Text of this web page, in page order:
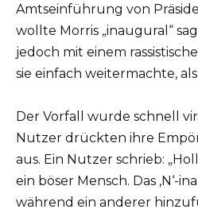
Amtseinführung von
wollte Morris „inaugural“
jedoch mit einem
sie einfach weitermachte,
Der Vorfall wurde schnell
Nutzer drückten ihre
aus. Ein Nutzer schrieb:
ein böser Mensch. Das ‚N‘-
während ein anderer